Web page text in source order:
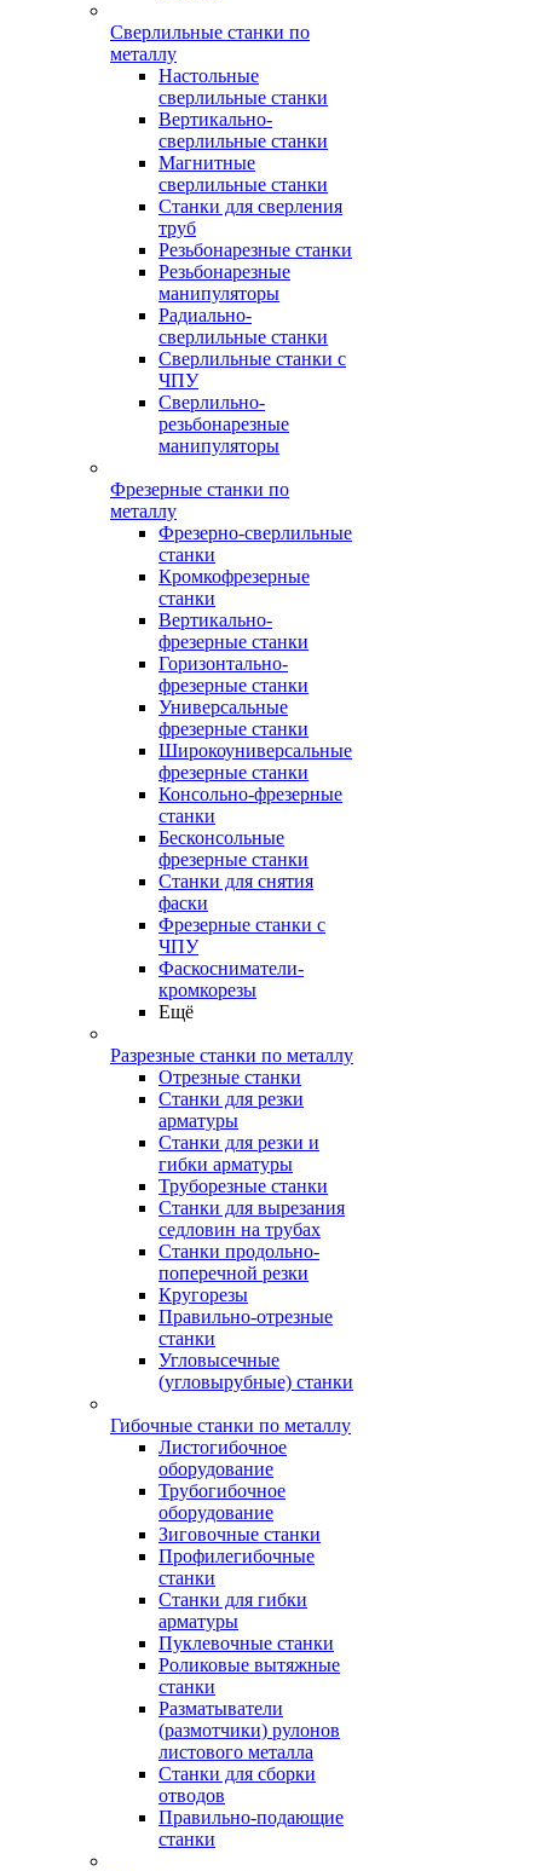
Сверлильные станки по
металлу
Настольные
сверлильные станки
Вертикально-
сверлильные станки
Магнитные
сверлильные станки
Станки для сверления
труб
Резьбонарезные станки
Резьбонарезные
манипуляторы
Радиально-
сверлильные станки
Сверлильные станки с
ЧПУ
Сверлильно-
резьбонарезные
манипуляторы
Фрезерные станки по
металлу
Фрезерно-сверлильные
станки
Кромкофрезерные
станки
Вертикально-
фрезерные станки
Горизонтально-
фрезерные станки
Универсальные
фрезерные станки
Широкоуниверсальные
фрезерные станки
Консольно-фрезерные
станки
Бесконсольные
фрезерные станки
Станки для снятия
фаски
Фрезерные станки с
ЧПУ
Фаскосниматели-
кромкорезы
Ещё
Разрезные станки по металлу
Отрезные станки
Станки для резки
арматуры
Станки для резки и
гибки арматуры
Труборезные станки
Станки для вырезания
седловин на трубаx
Станки продольно-
поперечной резки
Кругорезы
Правильно-отрезные
станки
Угловысечные
(угловырубные) станки
Гибочные станки по металлу
Листогибочное
оборудование
Трубогибочное
оборудование
Зиговочные станки
Профилегибочные
станки
Станки для гибки
арматуры
Пуклевочные станки
Роликовые вытяжные
станки
Разматыватели
(размотчики) рулонов
листового металла
Станки для сборки
отводов
Правильно-подающие
станки